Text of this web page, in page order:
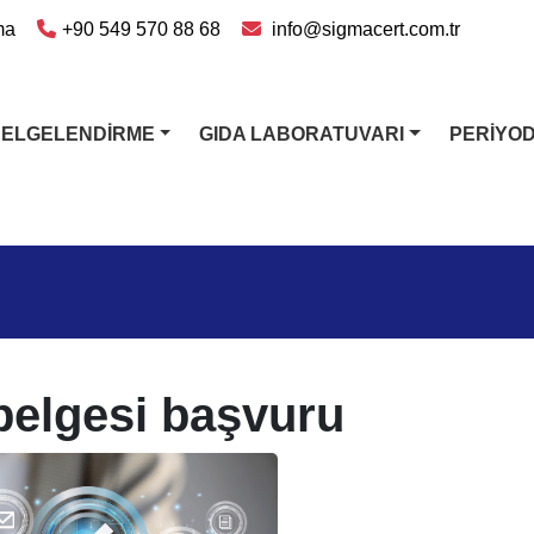
+90 549 570 88 68 info@sigmacert.com.tr
GIDA LABORATUVARI
başvuru